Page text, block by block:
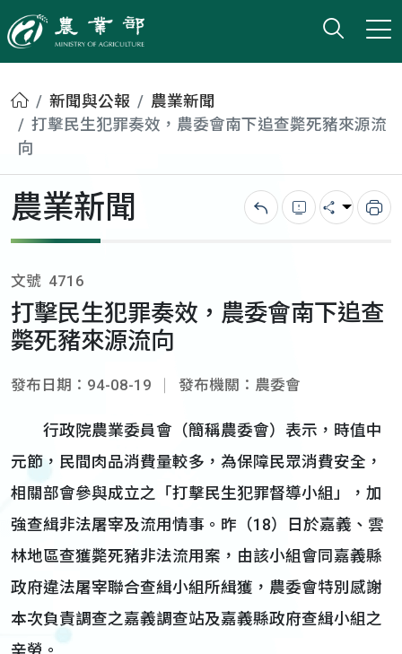
農業部
打開
小版
首頁新聞與公報
農業新聞
打擊民生犯罪奏效，農委會南下追查斃死豬來源流
向
農業新聞 回上一頁錯誤回報
分享 列
文號 4716
打擊民生犯罪奏效，農委會南下追查
斃死豬來源流向
發布日期：94-08-19 發布機關：農委會
行政院農業委員會（簡稱農委會）表示，時值中
元節，民間肉品消費量較多，為保障民眾消費安全，
相關部會參與成立之「打擊民生犯罪督導小組」，加
強查緝非法屠宰及流用情事。昨（18）日於嘉義、雲
林地區查獲斃死豬非法流用案，由該小組會同嘉義縣
政府違法屠宰聯合查緝小組所緝獲，農委會特別感謝
本次負責調查之嘉義調查站及嘉義縣政府查緝小組之
辛勞。